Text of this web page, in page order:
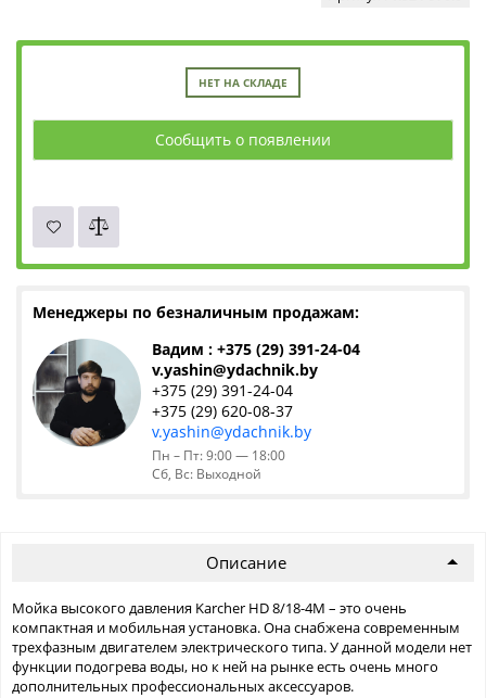
НЕТ НА СКЛАДЕ
Сообщить о появлении
Менеджеры по безналичным продажам:
Вадим : +375 (29) 391-24-04
v.yashin@ydachnik.by
+375 (29) 391-24-04
+375 (29) 620-08-37
v.yashin@ydachnik.by
Пн – Пт: 9:00 — 18:00
Сб, Вс: Выходной
Описание
Мойка высокого давления Karcher HD 8/18-4M – это очень
компактная и мобильная установка. Она снабжена современным
трехфазным двигателем электрического типа. У данной модели нет
функции подогрева воды, но к ней на рынке есть очень много
дополнительных профессиональных аксессуаров.